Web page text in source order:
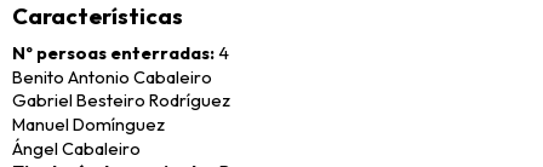
Características
Nº persoas enterradas 4
Benito Antonio Cabaleiro
Gabriel Besteiro Rodríguez
Manuel Domínguez
Ángel Cabaleiro